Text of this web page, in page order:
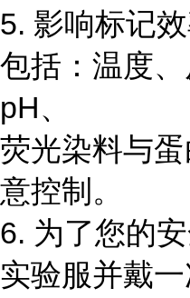
5. 影响标记
包括：温度、
pH、
荧光染料与
意控制。
6. 为了您的
实验服并戴一